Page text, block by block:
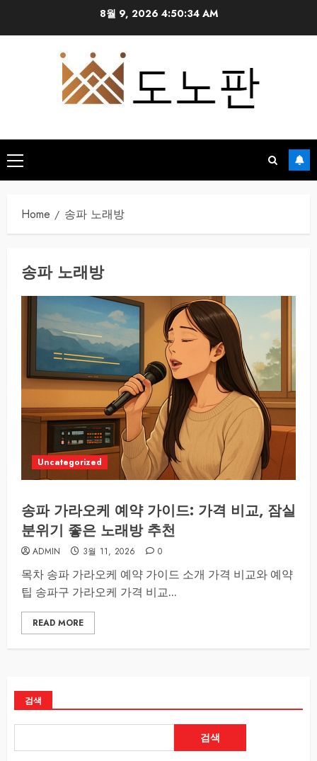
8월 9, 2026 4:50:35 AM
Primary
Menu
Home 송파 노래방
송파 노래방
Uncategorized
송파 가라오케 예약 가이드: 가격 비교, 잠실
분위기 좋은 노래방 추천
ADMIN 3월 11, 2026 0
목차 송파 가라오케 예약 가이드 소개 가격 비교와 예약
팁 송파구 가라오케 가격 비교...
READ MORE
검색
검색